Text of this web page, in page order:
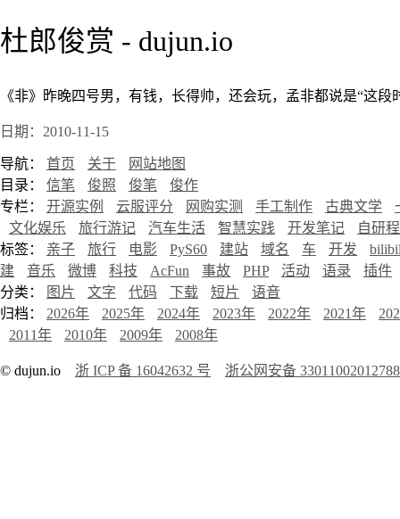
杜郎俊赏 - dujun.io
《非》昨晚四号男，有钱，长得帅，还会玩，孟非都说是“这
日期：2010-11-15
导航： 首页 关于
网站地图
目录： 信笔 俊照 俊笔
俊作
专栏： 开源实例 云服评分 网购实测 手工制作 古典文学
文化娱乐
旅行游记 汽车生活 智慧实践 开发笔记
自研
标签： 亲子 旅行 电影 PyS60 建站 域名 车 开发
建
音乐 微博 科技 AcFun 事故 PHP 活动 语录
插件
分类：
图片 文字 代码 下载 短片
语音
归档： 2026年 2025年 2024年 2023年 2022年 2021年
2011年
2010年 2009年 2008年
© dujun.io 浙 ICP 备 16042632 号 浙公网安备